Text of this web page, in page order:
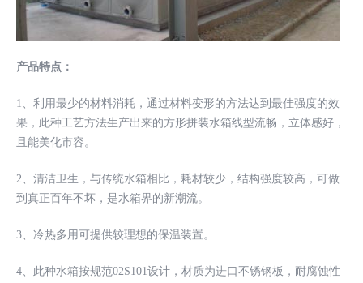
产品特点：
1、利用最少的材料消耗，通过材料变形的方法达到最佳强度的效
果，此种工艺方法生产出来的方形拼装水箱线型流畅，立体感好，
且能美化市容。
2、清洁卫生，与传统水箱相比，耗材较少，结构强度较高，可做
到真正百年不坏，是水箱界的新潮流。
3、冷热多用可提供较理想的保温装置。
4、此种水箱按规范02S101设计，材质为进口不锈钢板，耐腐蚀性